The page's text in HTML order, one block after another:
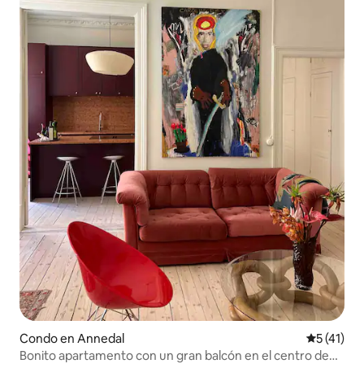
Condo en Annedal
5 (41)
Bonito apartamento con un gran balcón en el centro de